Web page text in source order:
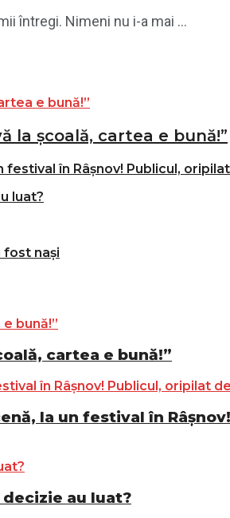
întregi. Nimeni nu i-a mai ...
la școală, cartea e bună!”
în Râșnov! Publicul,
luat?
fost nași
cartea e bună!”
la un festival în
decizie au luat?